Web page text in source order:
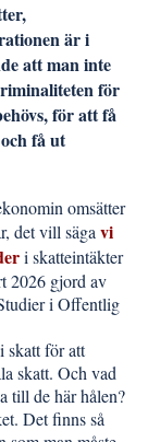
är i
att man inte
för
för att få
få ut
omsätter
det vill säga vi
i skatteintäkter
2026 gjord av
i Offentlig
skatt för att
skatt. Och vad
till de här hålen?
Det finns så